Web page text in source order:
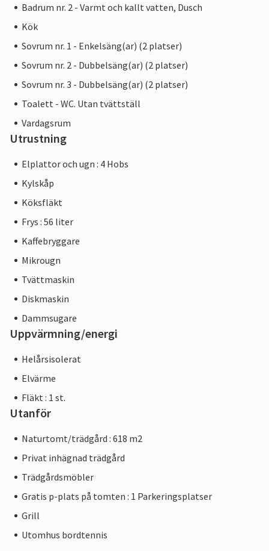
Badrum nr. 2 - Varmt och kallt vatten, Dusch
Kök
Sovrum nr. 1 - Enkelsäng(ar) (2 platser)
Sovrum nr. 2 - Dubbelsäng(ar) (2 platser)
Sovrum nr. 3 - Dubbelsäng(ar) (2 platser)
Toalett - WC. Utan tvättställ
Vardagsrum
Utrustning
Elplattor och ugn : 4 Hobs
Kylskåp
Köksfläkt
Frys : 56 liter
Kaffebryggare
Mikrougn
Tvättmaskin
Diskmaskin
Dammsugare
Uppvärmning/energi
Helårsisolerat
Elvärme
Fläkt : 1 st.
Utanför
Naturtomt/trädgård : 618 m2
Privat inhägnad trädgård
Trädgårdsmöbler
Gratis p-plats på tomten : 1 Parkeringsplatser
Grill
Utomhus bordtennis